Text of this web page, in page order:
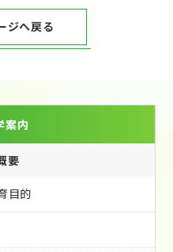
ジへ戻る
案内
要
目的